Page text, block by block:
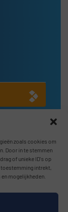
zoals cookies om
Door in te stemmen
of unieke ID's op
toestemming intrekt,
mogelijkheden.